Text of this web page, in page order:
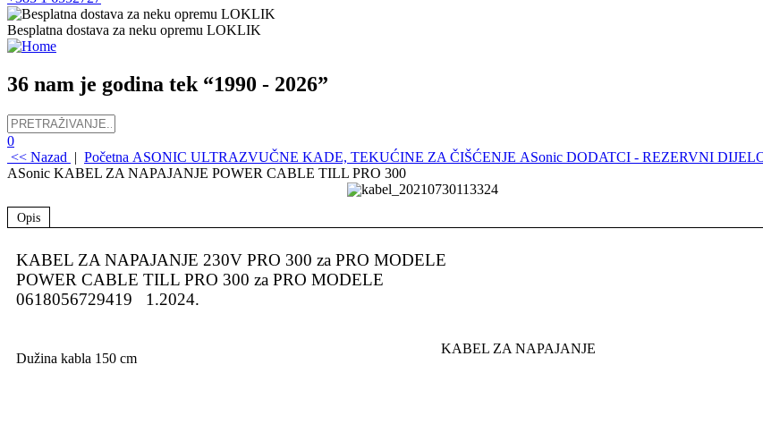
Besplatna dostava za neku opremu LOKLIK
36 nam je godina tek “1990 - 2026”
0
<< Nazad | Početna ASONIC ULTRAZVUČNE KADE, TEKUĆINE ZA ČIŠĆENJE ASonic DODATCI - REZERVNI
ASonic KABEL ZA NAPAJANJE POWER CABLE TILL PRO 300
Opis
KABEL ZA NAPAJANJE 230V PRO 300 za PRO MODELE
POWER CABLE TILL PRO 300 za PRO MODELE
0618056729419 1.2024.
KABEL ZA NAPAJANJE
Dužina kabla 150 cm